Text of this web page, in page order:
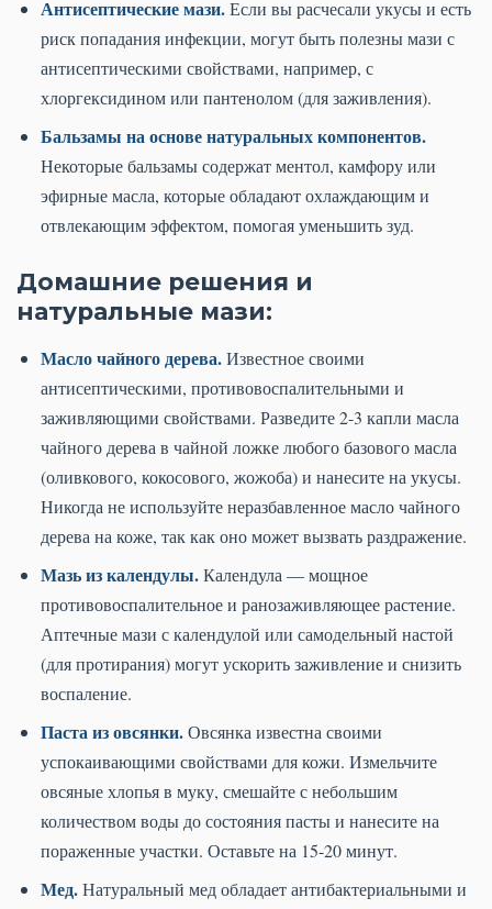
Антисептические мази.Если вы расчесали укусы и есть
риск попадания инфекции, могут быть полезны мази с
антисептическими свойствами, например, с
хлоргексидином или пантенолом (для заживления).
Бальзамы на основе натуральных компонентов.
Некоторые бальзамы содержат ментол, камфору или
эфирные масла, которые обладают охлаждающим и
отвлекающим эффектом, помогая уменьшить зуд.
Домашние решения и
натуральные мази:
Масло чайного дерева.Известное своими
антисептическими, противовоспалительными и
заживляющими свойствами. Разведите 2-3 капли масла
чайного дерева в чайной ложке любого базового масла
(оливкового, кокосового, жожоба) и нанесите на укусы.
Никогда не используйте неразбавленное масло чайного
дерева на коже, так как оно может вызвать раздражение.
Мазь из календулы.Календула — мощное
противовоспалительное и ранозаживляющее растение.
Аптечные мази с календулой или самодельный настой
(для протирания) могут ускорить заживление и снизить
воспаление.
Паста из овсянки.Овсянка известна своими
успокаивающими свойствами для кожи. Измельчите
овсяные хлопья в муку, смешайте с небольшим
количеством воды до состояния пасты и нанесите на
пораженные участки. Оставьте на 15-20 минут.
Мед.Натуральный мед обладает антибактериальными и